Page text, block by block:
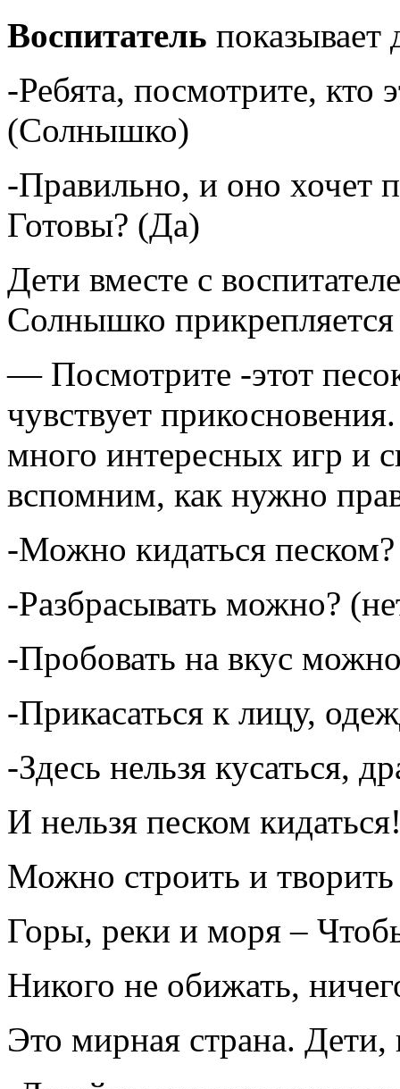
Воспитатель
-Ребята, посмотрите, кто
(Солнышко)
-Правильно, и оно хочет
Готовы? (Да)
Дети вместе с
Солнышко
— Посмотрите -этот
чувствует
много интересных игр и
вспомним, как нужно
-Можно кидаться
-Разбрасывать можно?
-Пробовать на вкус
-Прикасаться к лицу,
-Здесь нельзя кусаться,
И нельзя песком
Можно строить и
Горы, реки и моря –
Никого не обижать,
Это мирная страна. Дети,